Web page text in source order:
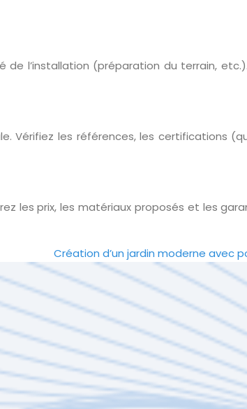
l’installation (préparation du terrain,
Vérifiez les références, les certifications
les prix, les matériaux proposés et les
Création d’un jardin moderne avec